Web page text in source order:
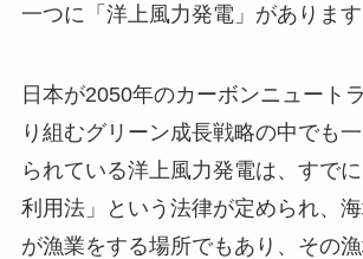
一つに「洋上風力発電」があります
日本が2050年のカーボンニュート
り組むグリーン成長戦略の中でも
られている洋上風力発電は、すで
利用法」という法律が定められ、
が漁業をする場所でもあり、その